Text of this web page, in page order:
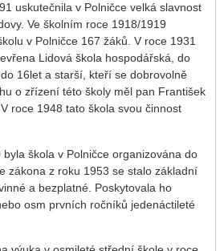
uskutečnila v Polničce velká slavnost
Ve školním roce 1918/1919
v Polničce 167 žáků. V roce 1931
Lidová škola hospodářská, do
16let a starší, kteří se dobrovolně
o zřízení této školy měl pan František
roce 1948 tato škola svou činnost
škola v Polničce organizována do
zákona z roku 1953 se stalo základní
a bezplatné. Poskytovala ho
osm prvních ročníků jedenáctileté